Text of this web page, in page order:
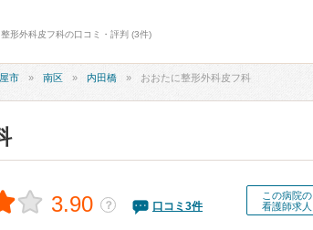
形外科皮フ科の口コミ・評判 (3件)
市 南区 内田橋 おおたに整形外科皮フ科
この病院の
看護師求人
3.90 ？ 口コミ 3件